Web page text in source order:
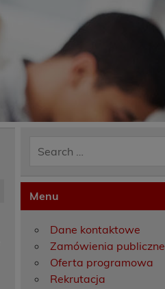
Menu
Dane kontaktowe
Zamówienia publiczne
Oferta programowa
Rekrutacja